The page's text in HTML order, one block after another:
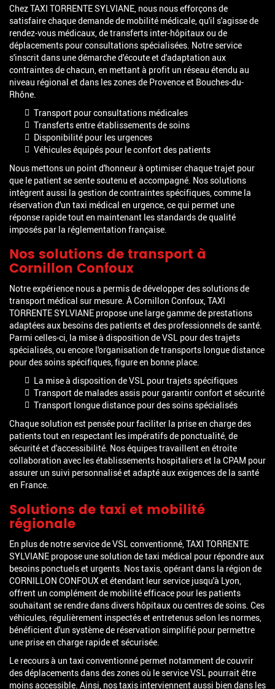
Chez TAXI TORRENTE SYLVIANE, nous nous efforçons de
satisfaire chaque demande de mobilité médicale, qu'il s'agisse de
rendez-vous médicaux, de transferts inter-hôpitaux ou de
déplacements pour consultations spécialisées. Notre service
s'inscrit dans une démarche d'écoute et d'adaptation aux
contraintes de chacun, en mettant à profit un réseau étendu au
niveau régional et dans les zones de Provence et Bouches-du-
Rhône.
Transport pour consultations médicales
Transferts entre établissements de soins
Disponibilité pour les urgences
Véhicules équipés pour le confort des patients
Nous mettons un point d'honneur à optimiser chaque trajet pour
que le patient se sente soutenu et accompagné. Nos solutions
intègrent aussi la gestion de contraintes spécifiques, comme la
réservation d'un taxi médical en urgence, ce qui permet une
réponse rapide tout en maintenant les standards de qualité
imposés par la réglementation française.
Nos solutions de transport à
Cornillon Confoux
Notre expérience nous a permis de développer des solutions de
transport médical sur mesure. À Cornillon Confoux, TAXI
TORRENTE SYLVIANE propose une large gamme de prestations
adaptées aux besoins des patients et des professionnels de santé.
Parmi celles-ci, la mise à disposition de VSL pour des trajets
spécialisés, ou encore l'organisation de transports longue distance
pour des soins spécifiques, figure en bonne place.
La mise à disposition de VSL pour trajets spécifiques
Transport de malades assis pour garantir confort et sécurité
Transport longue distance pour des soins spécialisés
Chaque solution est pensée pour faciliter la prise en charge des
patients tout en respectant les impératifs de ponctualité, de
sécurité et d'accessibilité. Nos équipes travaillent en étroite
collaboration avec les établissements hospitaliers et la CPAM pour
assurer un suivi personnalisé et adapté aux exigences de la santé
en France.
Solutions de taxi et mobilité
régionale
En plus de notre service de VSL conventionné, TAXI TORRENTE
SYLVIANE propose une solution de taxi médical pour répondre aux
besoins ponctuels et urgents. Nos taxis, opérant dans la région de
CORNILLON CONFOUX et étendant leur service jusqu'à Lyon,
offrent un complément de mobilité efficace pour les patients
souhaitant se rendre dans divers hôpitaux ou centres de soins. Ces
véhicules, régulièrement inspectés et entretenus selon les normes,
bénéficient d'un système de réservation simplifié pour permettre
une prise en charge rapide et sécurisée.
Le recours à un taxi conventionné permet notamment de couvrir
des déplacements dans des zones où le service VSL pourrait être
moins accessible. Ainsi, nos taxis interviennent aussi bien dans les